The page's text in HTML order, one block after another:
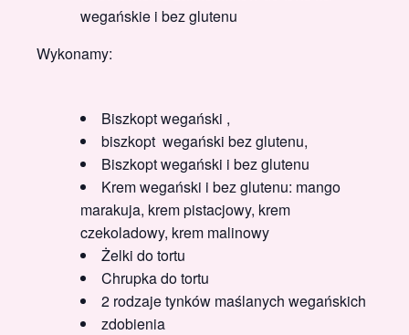
wegańskie i bez glutenu
Wykonamy:
Biszkopt wegański ,
biszkopt wegański bez glutenu,
Biszkopt wegański i bez glutenu
Krem wegański i bez glutenu: mango
marakuja, krem pistacjowy, krem
czekoladowy, krem malinowy
Żelki do tortu
Chrupka do tortu
2 rodzaje tynków maślanych wegańskich
zdobienia